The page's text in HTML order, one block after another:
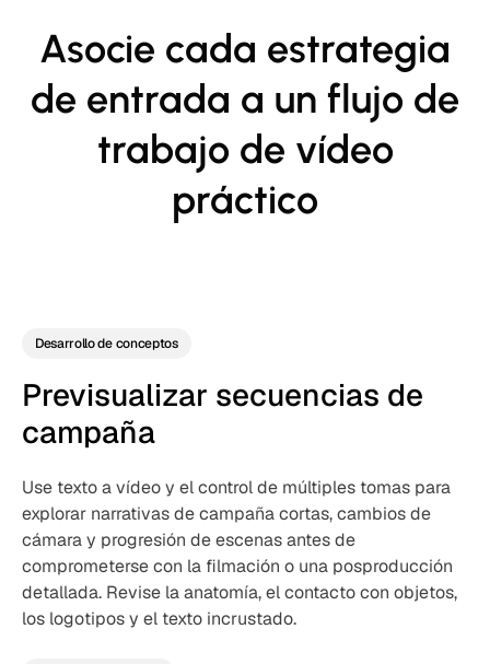
Asocie cada estrategia
de entrada a un flujo de
trabajo de vídeo
práctico
Desarrollo de conceptos
Previsualizar secuencias de
campaña
Use texto a vídeo y el control de múltiples tomas para
explorar narrativas de campaña cortas, cambios de
cámara y progresión de escenas antes de
comprometerse con la filmación o una posproducción
detallada. Revise la anatomía, el contacto con objetos,
los logotipos y el texto incrustado.